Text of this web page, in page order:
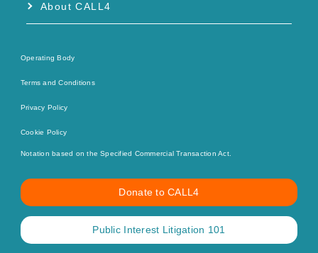
About CALL4
Operating Body
Terms and Conditions
Privacy Policy
Cookie Policy
Notation based on the Specified Commercial Transaction Act.
Donate to CALL4
Public Interest Litigation 101